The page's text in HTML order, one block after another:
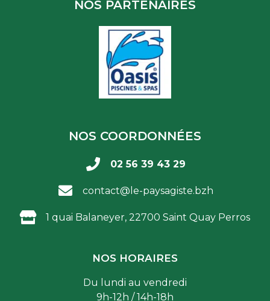
NOS PARTENAIRES
NOS COORDONNÉES
02 56 39 43 29
contact@le-paysagiste.bzh
1 quai Balaneyer, 22700 Saint Quay Perros
NOS HORAIRES
Du lundi au vendredi
9h-12h / 14h-18h